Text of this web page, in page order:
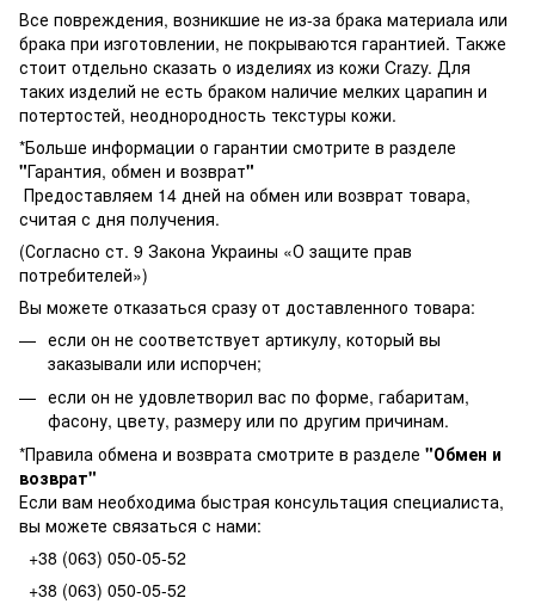
Все повреждения, возникшие не из-за брака материала или
брака при изготовлении, не покрываются гарантией. Также
стоит отдельно сказать о изделиях из кожи Crazy. Для
таких изделий не есть браком наличие мелких царапин и
потертостей, неоднородность текстуры кожи.
*Больше информации о гарантии смотрите в разделе
"Гарантия, обмен и возврат"
Предоставляем 14 дней на обмен или возврат товара,
считая с дня получения.
(Согласно ст. 9 Закона Украины «О защите прав
потребителей»)
Вы можете отказаться сразу от доставленного товара:
если он не соответствует артикулу, который вы
заказывали или испорчен;
если он не удовлетворил вас по форме, габаритам,
фасону, цвету, размеру или по другим причинам.
*Правила обмена и возврата смотрите в разделе "Обмен и
возврат"
Если вам необходима быстрая консультация специалиста,
вы можете связаться с нами:
+38 (063) 050-05-52
+38 (063) 050-05-52